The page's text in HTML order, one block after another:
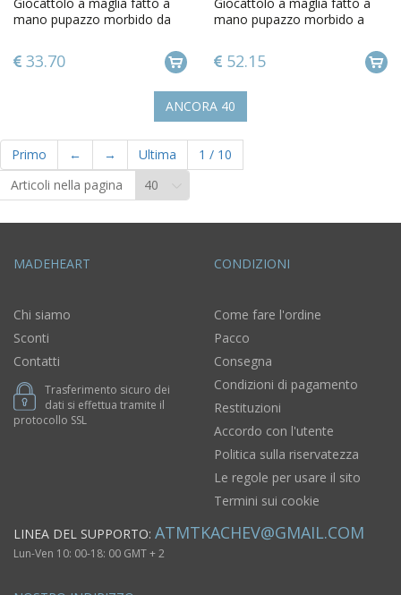
mano pupazzo morbido da
33.70
mano pupazzo morbido a
52.15
ANCORA 40
Primo ← → Ultima 1 / 10
Articoli nella pagina
MADEHEART
Chi siamo
Sconti
Contatti
Trasferimento sicuro dei
dati si effettua tramite il
protocollo SSL
CONDIZIONI
Come fare l'ordine
Pacco
Consegna
Condizioni di pagamento
Restituzioni
Accordo con l'utente
Politica sulla riservatezza
Le regole per usare il sito
Termini sui cookie
LINEA DEL SUPPORTO: ATMTKACHEV@GMAIL.COM
Lun-Ven 10: 00-18: 00 GMT + 2